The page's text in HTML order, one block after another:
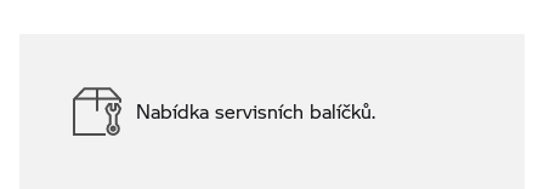
Nabídka servisních balíčků.